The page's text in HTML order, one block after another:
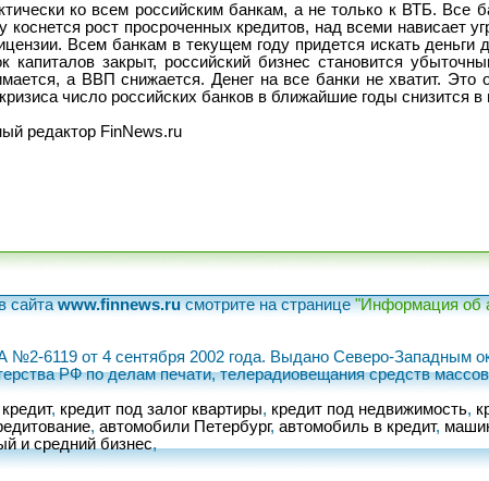
ко всем российским банкам, а не только к ВТБ. Все
коснется рост просроченных кредитов, над всеми нависает
Всем банкам в текущем году придется искать деньги
капиталов закрыт, российский бизнес становится
а ВВП снижается. Денег на все банки не хватит. Это
число российских банков в ближайшие годы снизится в
редактор FinNews.ru
сайтаwww.finnews.ruсмотрите на странице"Информация об
№2-6119 от 4 сентября 2002 года. Выдано Северо-Западным
РФ по делам печати, телерадиовещания средств
, кредит под залог квартиры, кредит под недвижимость,
, автомобили Петербург, автомобиль в кредит,
и средний бизнес,